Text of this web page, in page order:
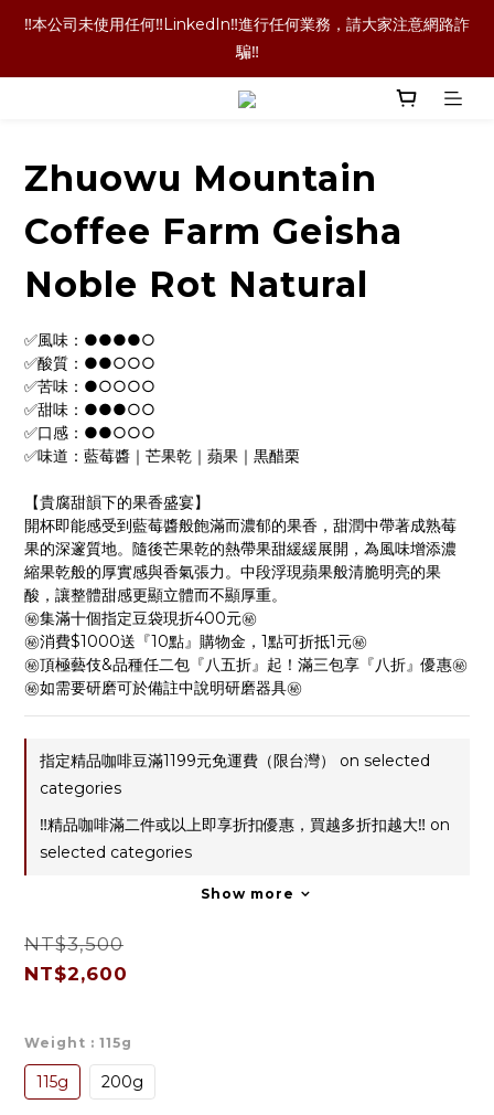
‼️本公司未使用任何‼️LinkedIn‼️進行任何業務，請大家注意網路詐
騙‼️
‼️本公司未使用任何‼️LinkedIn‼️進行任何業務，請大家注意網路詐
騙‼️
‼️咖啡豆喝完了！咖啡袋就丟掉嗎！當然不是囉！長期購買的老客
‼️單品咖啡任選二包9折優惠！買更多折扣越多喔‼️
騙‼️
Zhuowu Mountain
Coffee Farm Geisha
Noble Rot Natural
✅風味：●●●●○
✅酸質：●●○○○
✅苦味：●○○○○
✅甜味：●●●○○
✅口感：●●○○○
✅味道：藍莓醬｜芒果乾｜蘋果｜黒醋栗
【貴腐甜韻下的果香盛宴】
開杯即能感受到藍莓醬般飽滿而濃郁的果香，甜潤中帶著成熟莓
果的深邃質地。隨後芒果乾的熱帶果甜緩緩展開，為風味增添濃
縮果乾般的厚實感與香氣張力。中段浮現蘋果般清脆明亮的果
酸，讓整體甜感更顯立體而不顯厚重。
㊙️集滿十個指定豆袋現折400元㊙️
㊙️消費$1000送『10點』購物金，1點可折抵1元㊙️
㊙️頂極藝伎&品種任二包『八五折』起！滿三包享『八折』優惠㊙️
㊙️如需要研磨可於備註中說明研磨器具㊙️
指定精品咖啡豆滿1199元免運費（限台灣） on selected
categories
‼️精品咖啡滿二件或以上即享折扣優惠，買越多折扣越大‼️ on
selected categories
Show more
NT$3,500
NT$2,600
Weight : 115g
115g 200g